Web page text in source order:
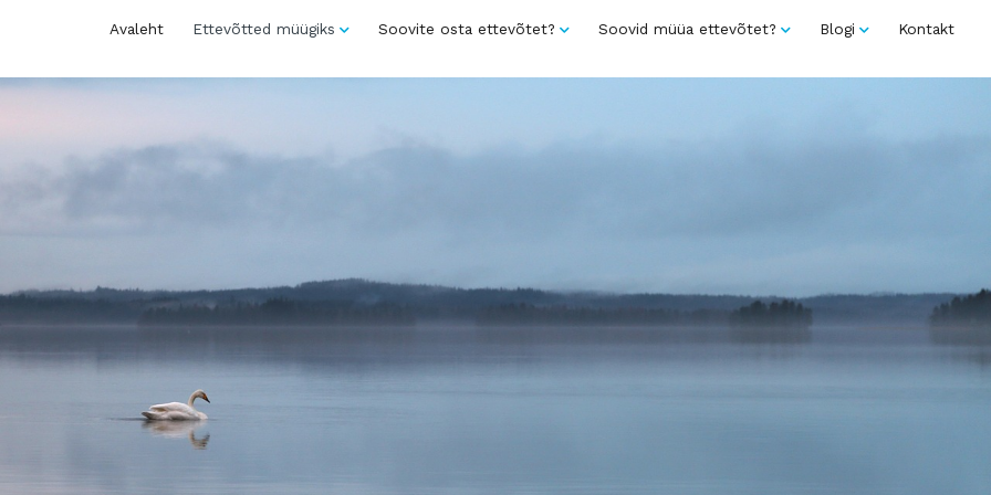
Avaleht Ettevõtted müügiks Soovite osta ettevõtet? Soovid müüa ettevõtet? Blogi Kontakt